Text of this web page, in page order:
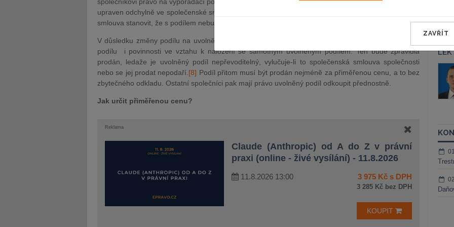
upraven odchylně ve společenské smlouvě společnosti. Dle převažujících názorů může společenská
smlouva stanovit, že s podílem nebude spojeno právo na vypořádací podíl vůbec.
V důsledku změny podílu na uvolněný vznikají společnosti vedle povinnosti uhrazení vypořádacího
podílu i povinnosti ve vztahu k naložení se samotným uvolněným podílem. Ten bude zpravidla
prodán, ledaže je uvolněný podíl nepřevoditelný, vylučuje-li to společenská smlouva společnosti
nebo se jej prodat nepodaří. [8] Podíl přitom musí být prodán nejméně za přiměřenou cenu, a to bez
zbytečného odkladu. Ostatní společníci pak mají právo uvolněný podíl odkoupit přednostně.
Jak určit přiměřenou cenu?
Reklama
Claude (Anthropic) od A do Z v právní
praxi (online - živé vysílání) - 11.8.2026
11.8.2026 13:00 3 975 Kč s DPH
3 285 Kč bez DPH
KOUPIT
JUDr. Tomáš Nielsen
JUDr. Tomáš Sokol
Kurzy lektora
JUDr. Martin Maisner, Ph.D.,
MCIArb
ZAVŘÍT